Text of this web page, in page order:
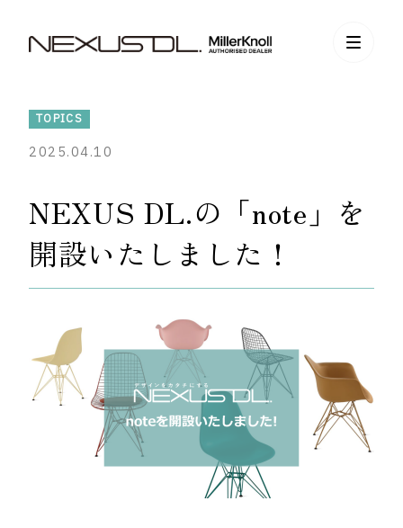
TOPICS
2025.04.10
NEXUS DL.の「note」を
開設いたしました！